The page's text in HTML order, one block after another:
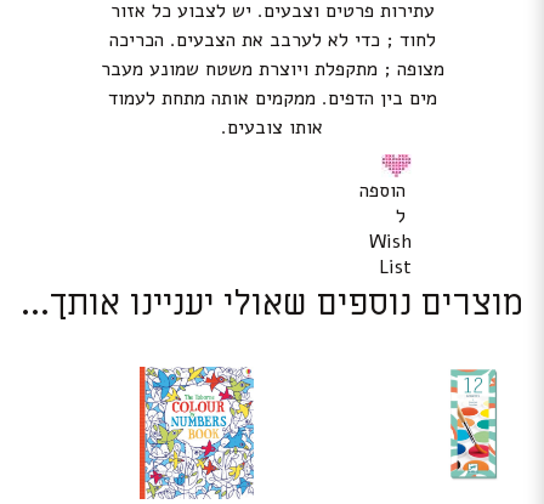
עתירות פרטים וצבעים. יש לצבוע כל אזור
לחוד ; כדי לא לערבב את הצבעים. הכריכה
מצופה ; מתקפלת ויוצרת משטח שמונע מעבר
מים בין הדפים. ממקמים אותה מתחת לעמוד
אותו צובעים.
הוספה
ל
Wish
List
מוצרים נוספים שאולי יעניינו אותך...